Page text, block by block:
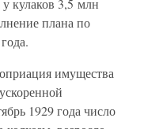
кулаков 3,5 млн
плана по
имущества
1929 года число